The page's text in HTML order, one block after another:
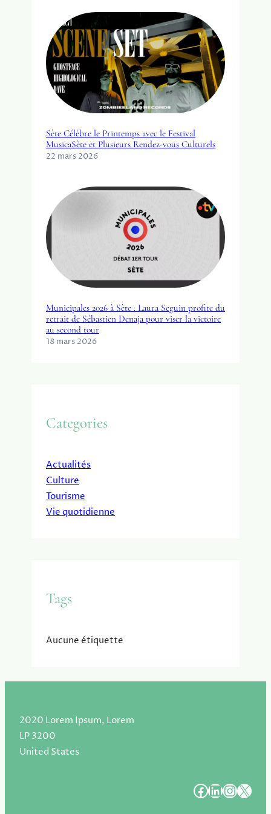
Sète Célèbre le Printemps avec le Festival
MusicaSète et Plusieurs Rendez-vous Culturels
22 mars 2026
Municipales 2026 à Sète : Laura Seguin profite du
retrait de Sébastien Denaja pour viser la victoire
au second tour
18 mars 2026
Categories
Actualités
Culture
Tourisme
Vie quotidienne
Tags
Aucune étiquette
2020 Lorem Ipsum, Lorem
LP 3200
United States
####